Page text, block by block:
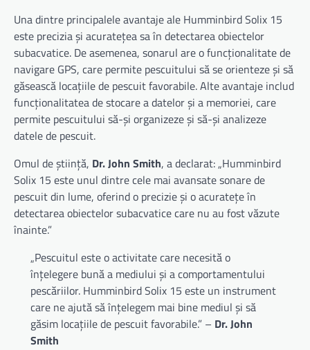
Una dintre principalele avantaje ale Humminbird Solix 15
este precizia și acuratețea sa în detectarea obiectelor
subacvatice. De asemenea, sonarul are o funcționalitate de
navigare GPS, care permite pescuitului să se orienteze și să
găsească locațiile de pescuit favorabile. Alte avantaje includ
funcționalitatea de stocare a datelor și a memoriei, care
permite pescuitului să-și organizeze și să-și analizeze
datele de pescuit.
Omul de știință, Dr. John Smith, a declarat: „Humminbird
Solix 15 este unul dintre cele mai avansate sonare de
pescuit din lume, oferind o precizie și o acuratețe în
detectarea obiectelor subacvatice care nu au fost văzute
înainte.”
„Pescuitul este o activitate care necesită o
înțelegere bună a mediului și a comportamentului
pescăriilor. Humminbird Solix 15 este un instrument
care ne ajută să înțelegem mai bine mediul și să
găsim locațiile de pescuit favorabile.” – Dr. John
Smith